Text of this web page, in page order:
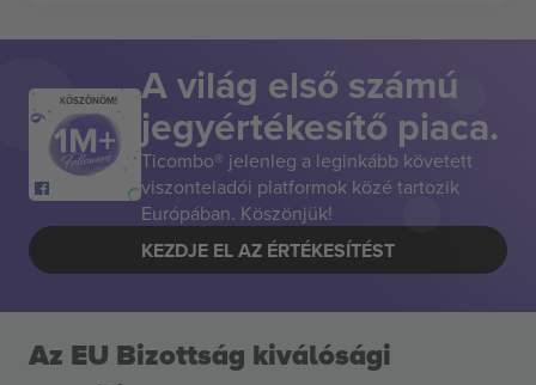
KÖSZÖNÖM! A világ első számú
jegyértékesítő piaca.
Ticombo® jelenleg a leginkább követett
viszonteladói platformok közé tartozik
Európában. Köszönjük!
KEZDJE EL AZ ÉRTÉKESÍTÉST
Az EU Bizottság kiválósági